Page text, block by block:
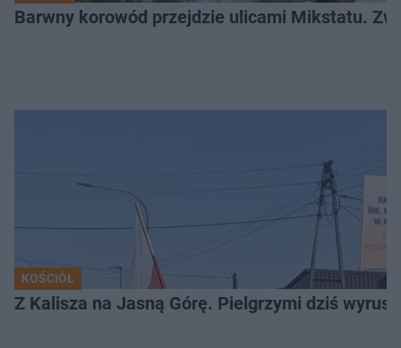
Barwny korowód przejdzie ulicami Mikstatu.
KOŚCIÓŁ
Z Kalisza na Jasną Górę. Pielgrzymi dziś